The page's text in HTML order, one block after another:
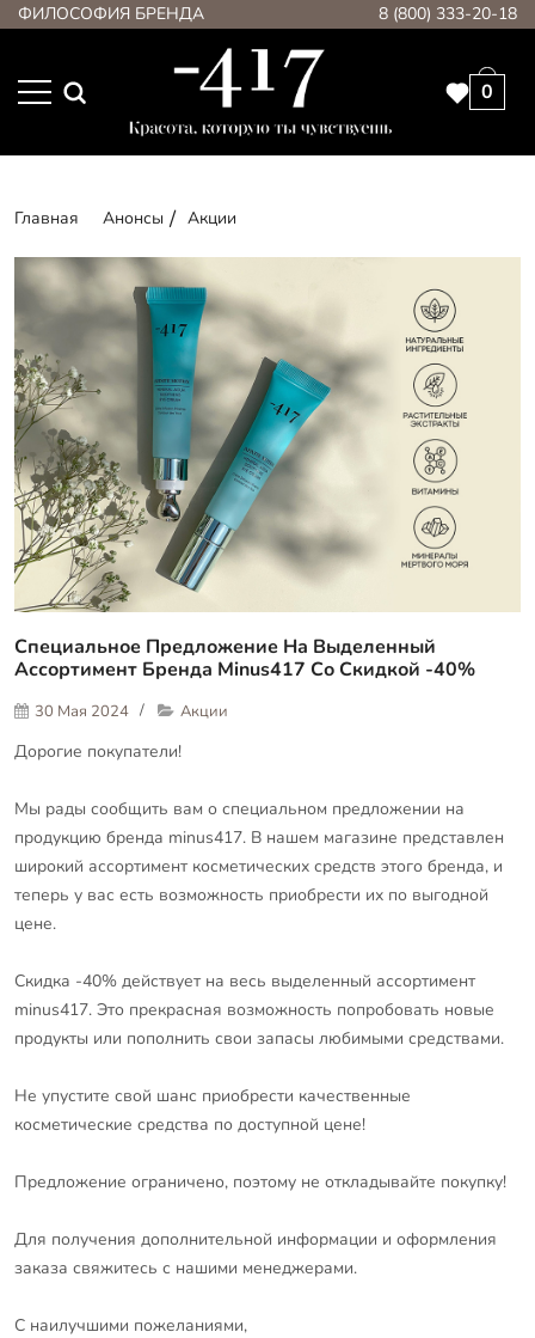
ФИЛОСОФИЯ БРЕНДА 8 (800) 333-20-18
0
Главная Анонсы Акции
Специальное Предложение На Выделенный
Ассортимент Бренда Minus417 Со Скидкой -40%
30 Мая 2024 Акции
Дорогие покупатели!
Мы рады сообщить вам о специальном предложении на
продукцию бренда minus417. В нашем магазине представлен
широкий ассортимент косметических средств этого бренда, и
теперь у вас есть возможность приобрести их по выгодной
цене.
Скидка -40% действует на весь выделенный ассортимент
minus417. Это прекрасная возможность попробовать новые
продукты или пополнить свои запасы любимыми средствами.
Не упустите свой шанс приобрести качественные
косметические средства по доступной цене!
Предложение ограничено, поэтому не откладывайте покупку!
Для получения дополнительной информации и оформления
заказа свяжитесь с нашими менеджерами.
С наилучшими пожеланиями,